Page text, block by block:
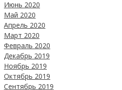
Июнь 2020
Май 2020
Апрель 2020
Март 2020
Февраль 2020
Декабрь 2019
Ноябрь 2019
Октябрь 2019
Сентябрь 2019